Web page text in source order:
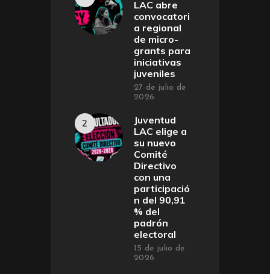
LAC abre
convocatori
a regional
de micro-
grants para
iniciativas
juveniles
27 de julio de
2026
Juventud
LAC elige a
su nuevo
Comité
Directivo
con una
participació
n del 90,91
% del
padrón
electoral
15 de julio de
2026